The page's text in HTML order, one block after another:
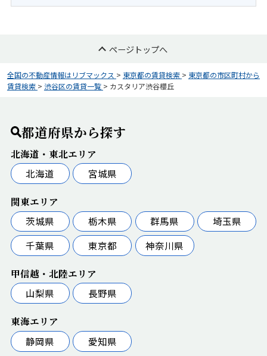
ページトップへ
全国の不動産情報はリブマックス > 東京都の賃貸検索 > 東京都の市区町村から
賃貸検索 > 渋谷区の賃貸一覧 > カスタリア渋谷櫻丘
都道府県から探す
北海道・東北エリア
北海道
宮城県
関東エリア
茨城県
栃木県 群馬県
埼玉県
千葉県
東京都 神奈川県
甲信越・北陸エリア
山梨県
長野県
東海エリア
静岡県
愛知県